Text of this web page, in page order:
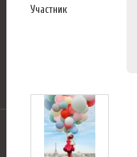
Участник